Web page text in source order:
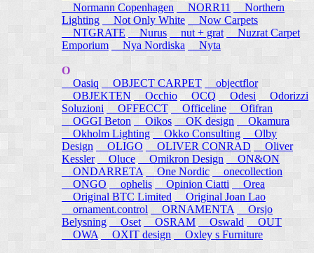
Normann Copenhagen
NORR11
Northern
Lighting
Not Only White
Now Carpets
NTGRATE
Nurus nut + grat
Nuzrat Carpet
Emporium
Nya Nordiska Nyta
O
Oasiq
OBJECT CARPET
objectflor
OBJEKTEN
Occhio OCQ Odesi
Odorizzi
Soluzioni
OFFECCT Officeline
Ofifran
OGGI Beton
Oikos OK design
Okamura
Okholm Lighting
Okko Consulting
Olby
Design
OLIGO OLIVER CONRAD
Oliver
Kessler
Oluce Omikron Design
ON&ON
ONDARRETA
One Nordic
onecollection
ONGO
ophelis Opinion Ciatti
Orea
Original BTC Limited
Original Joan Lao
ornament.control
ORNAMENTA
Orsjo
Belysning
Oset OSRAM Oswald
OUT
OWA
OXIT design Oxley s Furniture